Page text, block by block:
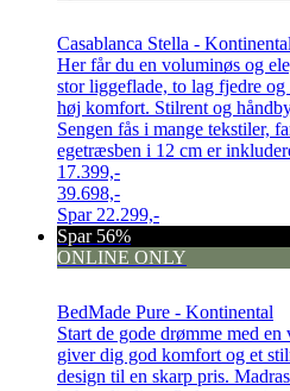
Casablanca Stella - Kontinental
Her får du en voluminøs og
stor liggeflade, to lag fjedre
høj komfort. Stilrent og
Sengen fås i mange tekstiler,
egetræsben i 12 cm er
17.399,-
39.698,-
Spar 22.299,-
Spar 56%
ONLINE ONLY
BedMade Pure - Kontinental
Start de gode drømme med
giver dig god komfort og et
design til en skarp pris.